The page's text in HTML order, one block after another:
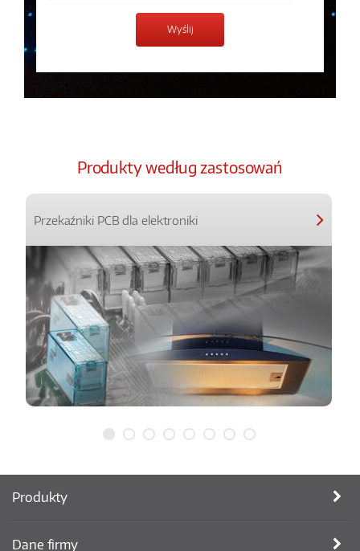
Produkty według zastosowań
Przekaźniki PCB dla elektroniki
Produkty
Dane firmy